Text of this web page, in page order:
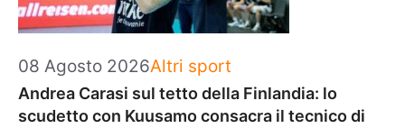
08 Agosto 2026Categorie
Altri sport
Andrea Carasi sul tetto della Finlandia: lo
scudetto con Kuusamo consacra il tecnico di